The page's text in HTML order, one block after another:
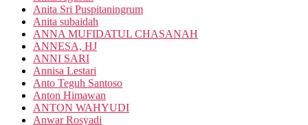
Anita Sri Puspitaningrum
Anita subaidah
ANNA MUFIDATUL CHASANAH
ANNESA, HJ
ANNI SARI
Annisa Lestari
Anto Teguh Santoso
Anton Himawan
ANTON WAHYUDI
Anwar Rosyadi